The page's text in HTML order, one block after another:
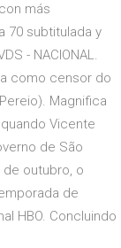
más
70 subtitulada y
- NACIONAL.
como censor do
Magnifica
Vicente
de São
outubro, o
de
HBO. Concluindo